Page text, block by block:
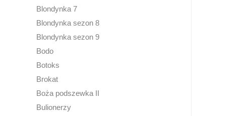
Blondynka 7
Blondynka sezon 8
Blondynka sezon 9
Bodo
Botoks
Brokat
Boża podszewka II
Bulionerzy